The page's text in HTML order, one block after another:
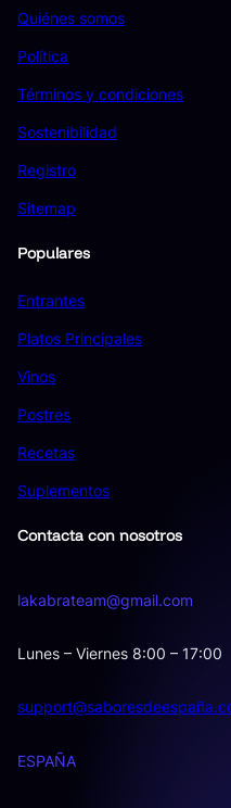
Quiénes somos
Política
Términos y condiciones
Sostenibilidad
Registro
Sitemap
Populares
Entrantes
Platos Principales
Vinos
Postres
Recetas
Suplementos
Contacta con nosotros
lakabrateam@gmail.com
Lunes – Viernes 8:00 – 17:00
ESPAÑA